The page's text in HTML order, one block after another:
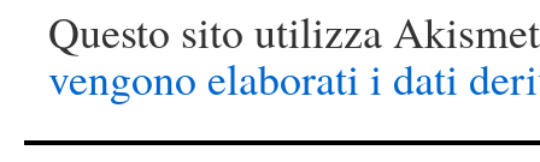
Questo sito utilizza
vengono elaborati i dati